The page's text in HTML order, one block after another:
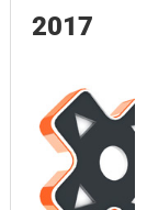
2017